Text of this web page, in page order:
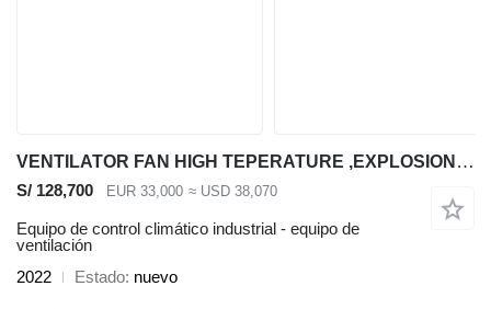
VENTILATOR FAN HIGH TEPERATURE ,EXPLOSION PROOF SYN GAS
S/ 128,700 EUR 33,000 ≈ USD 38,070
Equipo de control climático industrial - equipo de
ventilación
2022
Estado nuevo